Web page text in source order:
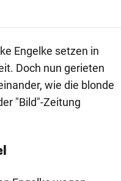
Engelke setzen in
Doch nun gerieten
wie die blonde
"Bild"-Zeitung